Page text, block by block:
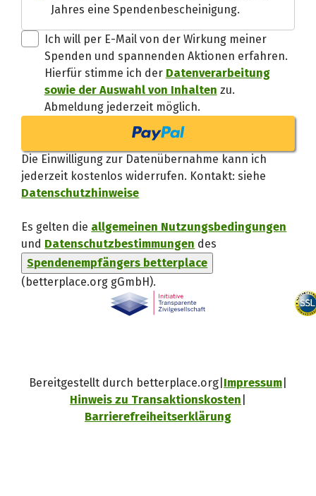
Jahres eine Spendenbescheinigung.
Ich will per E-Mail von der Wirkung meiner
Spenden und spannenden Aktionen erfahren.
Hierfür stimme ich der Datenverarbeitung
sowie der Auswahl von Inhalten zu.
Abmeldung jederzeit möglich.
Die Einwilligung zur Datenübernahme kann ich
jederzeit kostenlos widerrufen. Kontakt: siehe
Datenschutzhinweise
Es gelten die allgemeinen Nutzungsbedingungen
und Datenschutzbestimmungen des
Spendenempfängers betterplace
(betterplace.org gGmbH).
Bereitgestellt durch betterplace.org Impressum
Hinweis zu Transaktionskosten
Barrierefreiheitserklärung